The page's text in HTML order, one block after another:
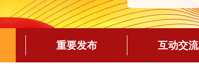
重要发布 互动交流